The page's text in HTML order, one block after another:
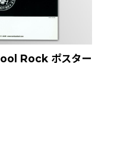
Rock ポスター